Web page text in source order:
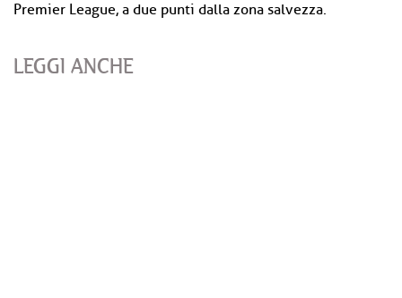
Premier League, a due punti dalla zona salvezza.
LEGGI ANCHE